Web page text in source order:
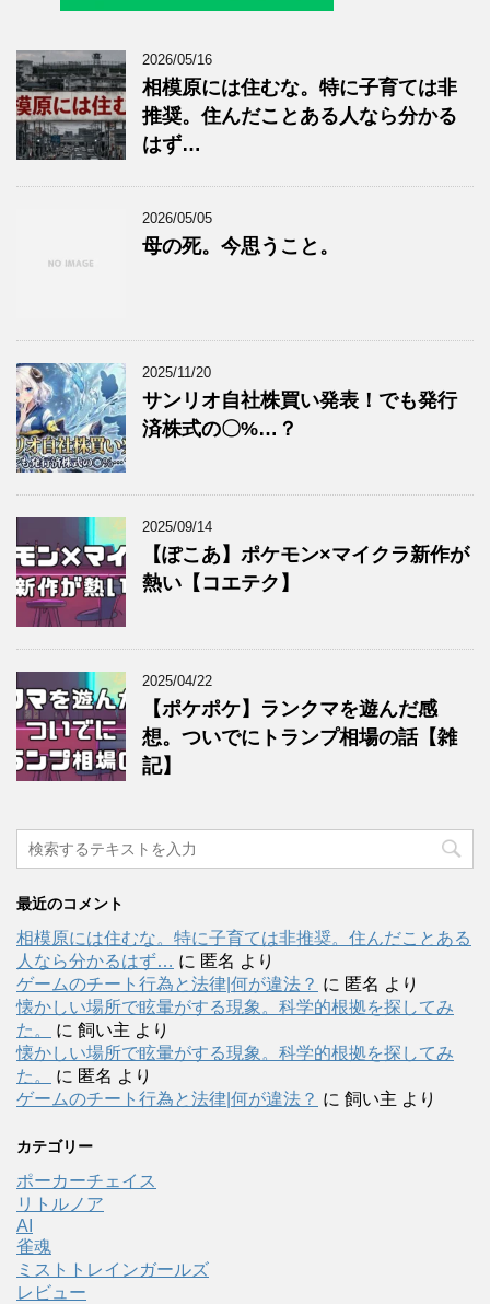
2026/05/16
相模原には住むな。特に子育ては非
推奨。住んだことある人なら分かる
はず…
2026/05/05
母の死。今思うこと。
2025/11/20
サンリオ自社株買い発表！でも発行
済株式の〇%…？
2025/09/14
【ぽこあ】ポケモン×マイクラ新作が
熱い【コエテク】
2025/04/22
【ポケポケ】ランクマを遊んだ感
想。ついでにトランプ相場の話【雑
記】
最近のコメント
相模原には住むな。特に子育ては非推奨。住んだことある
人なら分かるはず… に 匿名 より
ゲームのチート行為と法律|何が違法？ に 匿名 より
懐かしい場所で眩暈がする現象。科学的根拠を探してみ
た。
に 飼い主 より
懐かしい場所で眩暈がする現象。科学的根拠を探してみ
た。
に 匿名 より
ゲームのチート行為と法律|何が違法？ に 飼い主 より
カテゴリー
ポーカーチェイス
リトルノア
AI
雀魂
ミストトレインガールズ
レビュー